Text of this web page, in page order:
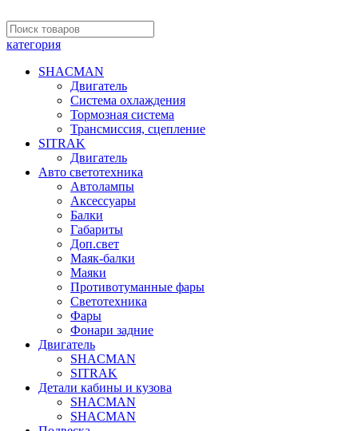
категория
SHACMAN
Двигатель
Система охлаждения
Тормозная система
Трансмиссия, сцепление
SITRAK
Двигатель
Авто светотехника
Автолампы
Аксессуары
Балки
Габариты
Доп.свет
Маяк-балки
Маяки
Противотуманные фары
Светотехника
Фары
Фонари задние
Двигатель
SHACMAN
SITRAK
Детали кабины и кузова
SHACMAN
SHACMAN